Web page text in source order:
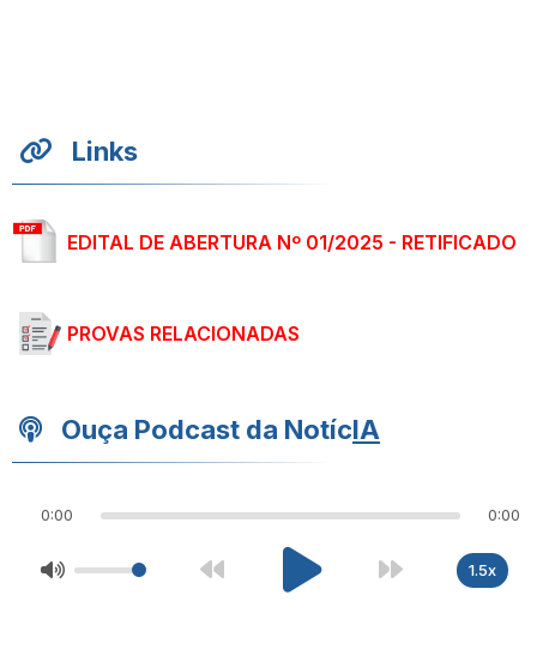
Links
EDITAL DE ABERTURA Nº 01/2025 - RETIFICADO
PROVAS RELACIONADAS
Ouça Podcast da NotícIA
0:00 0:00
1.5x